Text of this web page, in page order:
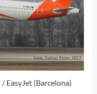
EasyJet (Barcelona)